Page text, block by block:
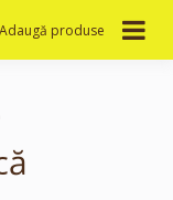
Adaugă produse